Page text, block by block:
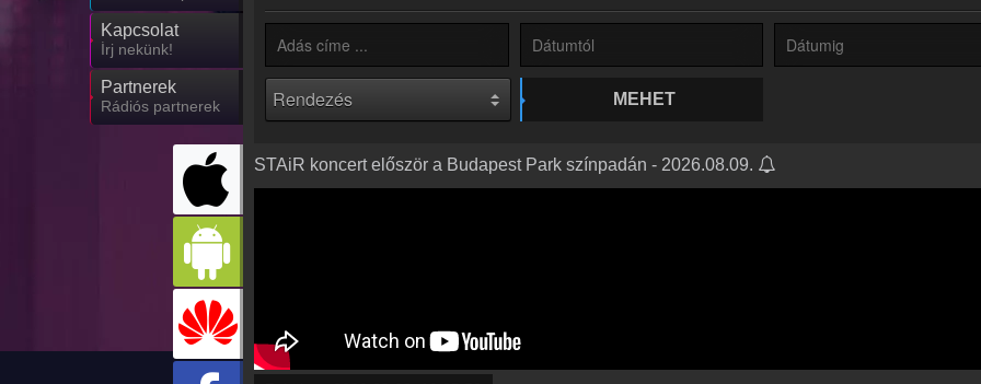
Kapcsolat
Írj nekünk!
Partnerek
Rádiós partnerek MEHET
STAiR koncert először a Budapest Park színpadán - 2026.08.09.